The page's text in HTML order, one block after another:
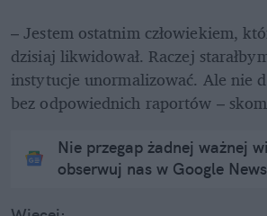
– Jestem ostatnim człowiekiem,
dzisiaj likwidował. Raczej
instytucje unormalizować. Ale nie
bez odpowiednich raportów –
Nie przegap żadnej ważnej
obserwuj nas w Google